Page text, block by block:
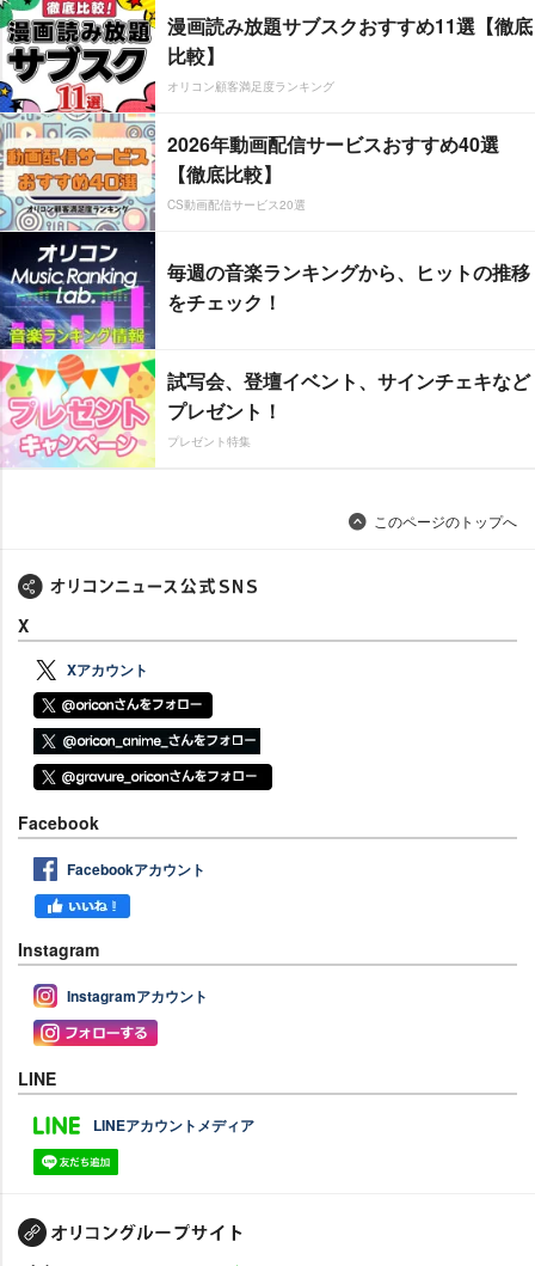
漫画読み放題サブスクおすすめ11選【徹底
比較】
オリコン顧客満足度ランキング
2026年動画配信サービスおすすめ40選
【徹底比較】
CS動画配信サービス20選
毎週の音楽ランキングから、ヒットの推移
をチェック！
試写会、登壇イベント、サインチェキなど
プレゼント！
プレゼント特集
このページのトップへ
X
Xアカウント
Facebook
Facebookアカウント
Instagram
Instagramアカウント
LINE
LINEアカウントメディア